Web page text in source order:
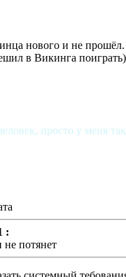
нового и не прошёл.
в Викинга поиграть)
просто у меня
:
не потянет